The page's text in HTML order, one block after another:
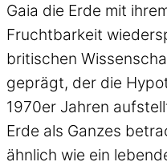
Gaia die Erde mit
Fruchtbarkeit
britischen
geprägt, der die
1970er Jahren
Erde als Ganzes
ähnlich wie ein